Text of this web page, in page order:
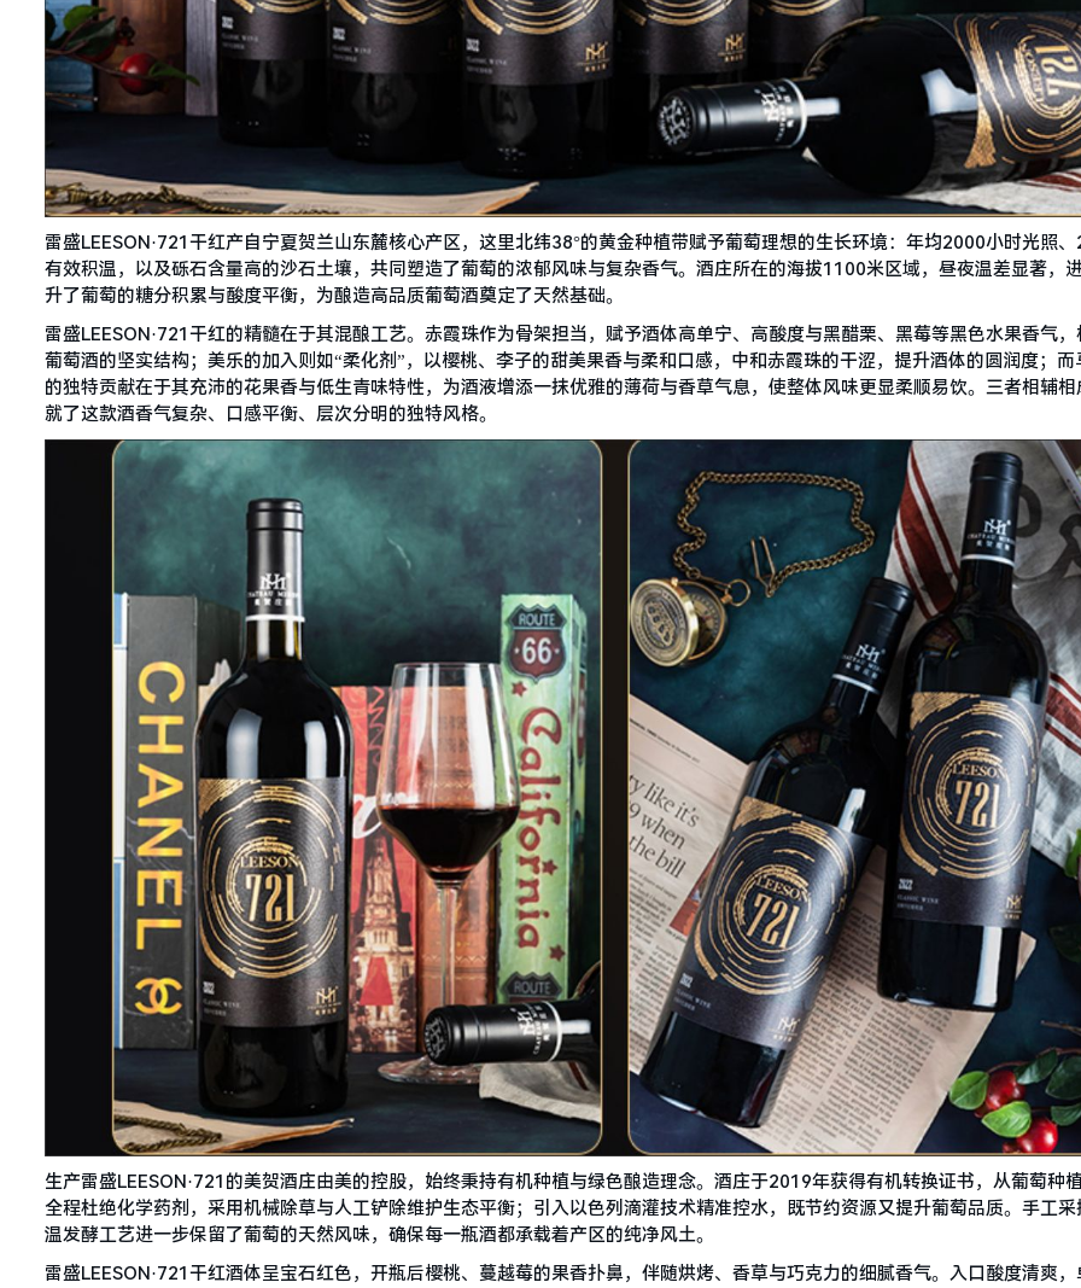
雷盛LEESON·721干红产自宁夏贺兰山东麓核心产区，这里北纬38°的黄金种植带赋予葡萄理想的生长环境：年均2000小时光照
有效积温，以及砾石含量高的沙石土壤，共同塑造了葡萄的浓郁风味与复杂香气。酒庄所在的海拔1100米区域，昼夜温差显著，
升了葡萄的糖分积累与酸度平衡，为酿造高品质葡萄酒奠定了天然基础。
雷盛LEESON·721干红的精髓在于其混酿工艺。赤霞珠作为骨架担当，赋予酒体高单宁、高酸度与黑醋栗、黑莓等黑色水果香气，
葡萄酒的坚实结构；美乐的加入则如“柔化剂”，以樱桃、李子的甜美果香与柔和口感，中和赤霞珠的干涩，提升酒体的圆润度；而
的独特贡献在于其充沛的花果香与低生青味特性，为酒液增添一抹优雅的薄荷与香草气息，使整体风味更显柔顺易饮。三者相辅相
就了这款酒香气复杂、口感平衡、层次分明的独特风格。
生产雷盛LEESON·721的美贺酒庄由美的控股，始终秉持有机种植与绿色酿造理念。酒庄于2019年获得有机转换证书，从葡萄种
全程杜绝化学药剂，采用机械除草与人工铲除维护生态平衡；引入以色列滴灌技术精准控水，既节约资源又提升葡萄品质。手工采
温发酵工艺进一步保留了葡萄的天然风味，确保每一瓶酒都承载着产区的纯净风土。
雷盛LEESON·721干红酒体呈宝石红色，开瓶后樱桃、蔓越莓的果香扑鼻，伴随烘烤、香草与巧克力的细腻香气。入口酸度清爽，